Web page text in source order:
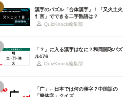
漢字のパズル「合体漢字」！「又火土火
忄言」でできる二字熟語は？
QuizKnock編集部
「？」に入る漢字はなに？和同開珎パズ
ル176
QuizKnock編集部
「广」←日本では何の漢字？中国語の